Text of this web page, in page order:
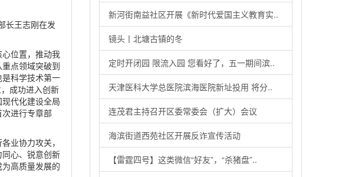
长王志刚在发
位置，推动我
点领域突破到
科学技术第一
成功进入创新
代化建设全局
进行专章部
业协力攻关，
心、锐意创新
高质量发展的
新河街南益社区开展《新时代爱国主义教育实..
镜头丨北塘古镇的冬
定时开闭园 限流入园 您看好了，五一期间滨..
天津医科大学总医院滨海医院新址投用 将分..
连茂君主持召开区委常委会（扩大）会议
海滨街道西苑社区开展反诈宣传活动
【雷霆四号】这类微信“好友”，“杀猪盘”..